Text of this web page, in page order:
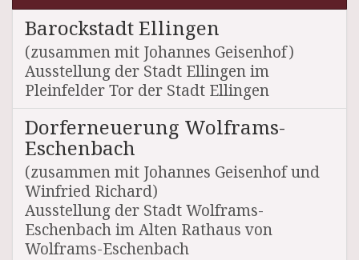
Barockstadt Ellingen
(zusammen mit Johannes Geisenhof)
Ausstellung der Stadt Ellingen im
Pleinfelder Tor der Stadt Ellingen
Dorferneuerung Wolframs-
Eschenbach
(zusammen mit Johannes Geisenhof und
Winfried Richard)
Ausstellung der Stadt Wolframs-
Eschenbach im Alten Rathaus von
Wolframs-Eschenbach